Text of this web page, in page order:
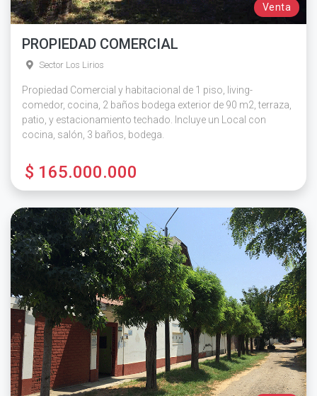
Venta
PROPIEDAD COMERCIAL
Sector Los Lirios
Propiedad Comercial y habitacional de 1 piso, living-
comedor, cocina, 2 baños bodega exterior de 90 m2, terraza,
patio, y estacionamiento techado. Incluye un Local con
cocina, salón, 3 baños, bodega.
$ 165.000.000